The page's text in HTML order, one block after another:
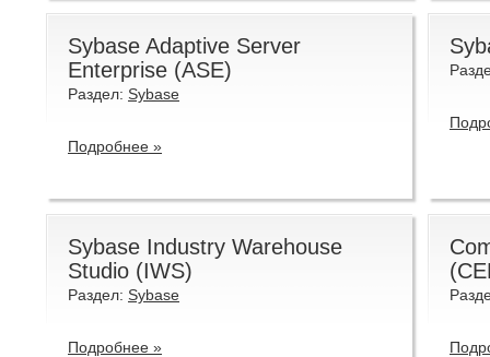
Sybase Adaptive Server
Enterprise (ASE)
Раздел: Sybase
Подробнее »
Sybase Industry Warehouse
Studio (IWS)
Раздел: Sybase
Подробнее »